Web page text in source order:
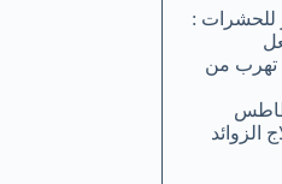
للحشرات :
تهرب من
الزوائد